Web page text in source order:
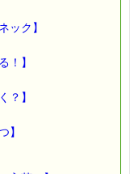
ック】
！】
？】
】